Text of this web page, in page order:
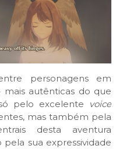
personagens em
mais autênticas do que
pelo excelente
voice
mas também pela
desta aventura
sua expressividade